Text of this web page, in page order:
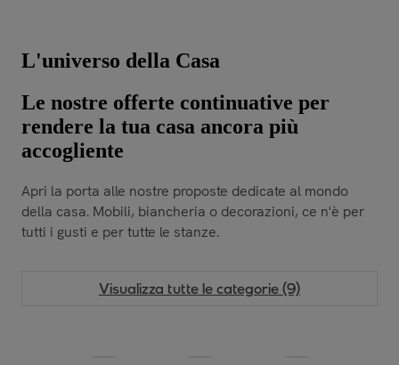
L'universo della Casa
Le nostre offerte continuative per
rendere la tua casa ancora più
accogliente
Apri la porta alle nostre proposte dedicate al mondo
della casa. Mobili, biancheria o decorazioni, ce n'è per
tutti i gusti e per tutte le stanze.
Visualizza tutte le categorie (9)